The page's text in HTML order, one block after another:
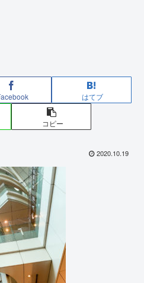
はてブ
コピー
2020.10.19